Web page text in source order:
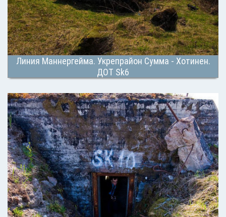
Линия Маннергейма. Укрепрайон Сумма - Хотинен.
ДОТ Sk6